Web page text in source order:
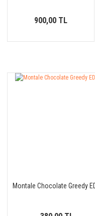
900,00 TL
Montale Chocolate Greedy